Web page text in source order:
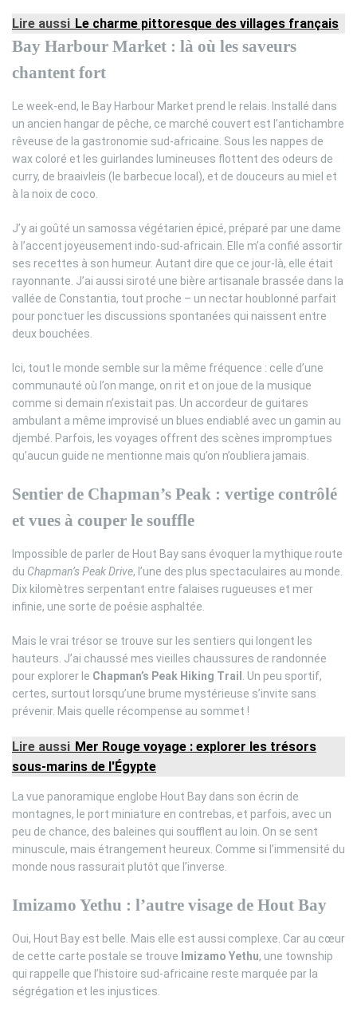
Lire aussi Le charme pittoresque des villages français
Bay Harbour Market : là où les saveurs
chantent fort
Le week-end, le Bay Harbour Market prend le relais. Installé dans
un ancien hangar de pêche, ce marché couvert est l’antichambre
rêveuse de la gastronomie sud-africaine. Sous les nappes de
wax coloré et les guirlandes lumineuses flottent des odeurs de
curry, de braaivleis (le barbecue local), et de douceurs au miel et
à la noix de coco.
J’y ai goûté un samossa végétarien épicé, préparé par une dame
à l’accent joyeusement indo-sud-africain. Elle m’a confié assortir
ses recettes à son humeur. Autant dire que ce jour-là, elle était
rayonnante. J’ai aussi siroté une bière artisanale brassée dans la
vallée de Constantia, tout proche – un nectar houblonné parfait
pour ponctuer les discussions spontanées qui naissent entre
deux bouchées.
Ici, tout le monde semble sur la même fréquence : celle d’une
communauté où l’on mange, on rit et on joue de la musique
comme si demain n’existait pas. Un accordeur de guitares
ambulant a même improvisé un blues endiablé avec un gamin au
djembé. Parfois, les voyages offrent des scènes impromptues
qu’aucun guide ne mentionne mais qu’on n’oubliera jamais.
Sentier de Chapman’s Peak : vertige contrôlé
et vues à couper le souffle
Impossible de parler de Hout Bay sans évoquer la mythique route
du Chapman’s Peak Drive, l’une des plus spectaculaires au monde.
Dix kilomètres serpentant entre falaises rugueuses et mer
infinie, une sorte de poésie asphaltée.
Mais le vrai trésor se trouve sur les sentiers qui longent les
hauteurs. J’ai chaussé mes vieilles chaussures de randonnée
pour explorer le Chapman’s Peak Hiking Trail . Un peu sportif,
certes, surtout lorsqu’une brume mystérieuse s’invite sans
prévenir. Mais quelle récompense au sommet !
Lire aussi Mer Rouge voyage : explorer les trésors
sous-marins de l'Égypte
La vue panoramique englobe Hout Bay dans son écrin de
montagnes, le port miniature en contrebas, et parfois, avec un
peu de chance, des baleines qui soufflent au loin. On se sent
minuscule, mais étrangement heureux. Comme si l’immensité du
monde nous rassurait plutôt que l’inverse.
Imizamo Yethu : l’autre visage de Hout Bay
Oui, Hout Bay est belle. Mais elle est aussi complexe. Car au cœur
de cette carte postale se trouve Imizamo Yethu, une township
qui rappelle que l’histoire sud-africaine reste marquée par la
ségrégation et les injustices.